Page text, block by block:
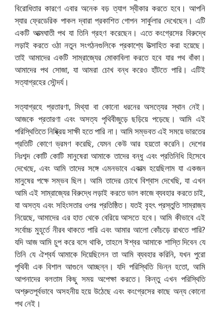
বিরোধিতার কারণে এবার অনেক বড় ত্যাগ স্বীকার করতে হবে। আপনি
স্যার ফ্রেডেরিক পাকল দ্বারা প্রকাশিত গোপন সার্কুলার দেখেছেন। এটি
একটি আত্মঘাতী পথ যা তিনি গ্রহণ করেছেন। এতে কংগ্রেসের বিরুদ্ধে
লড়াই করতে ওঠা নতুন সংগঠনগুলিকে প্রকাশ্যে উত্সাহিত করা হয়েছে।
তাই আমাদের একটি সাম্রাজ্যের মোকাবিলা করতে হবে যার পথ বাঁকা।
আমাদের পথ সোজা, যা আমরা চোখ বন্ধ করেও হাঁটতে পারি। এটিই
সত্যাগ্রহের সৌন্দর্য।
সত্যাগ্রহে প্রতারণা, মিথ্যা বা কোনো ধরনের অসত্যের স্থান নেই।
আজকে প্রতারণা এবং অসত্য পৃথিবীজুড়ে ছড়িয়ে পড়েছে। আমি এই
পরিস্থিতিতে নিষ্ক্রিয় সাক্ষী হতে পারি না। আমি সম্ভবত এই সময়ে ভারতের
প্রতিটি কোণে ভ্রমণ করেছি, যেমন কেউ আর হয়তো করেনি। দেশের
নিঃশব্দ কোটি কোটি মানুষেরা আমাকে তাদের বন্ধু এবং প্রতিনিধি হিসেবে
দেখেছে, এবং আমি তাদের সঙ্গে এমনভাবে একাত্ম হয়েছিলাম যা একজন
মানুষের পক্ষে সম্ভব ছিল। আমি তাদের চোখে বিশ্বাস দেখেছি, যা এখন
আমি এই সাম্রাজ্যের বিরুদ্ধে লড়াই করতে ভাল কাজে ব্যবহার করতে চাই,
যা অসত্য এবং সহিংসতার ওপর প্রতিষ্ঠিত। যতই বৃহৎ প্রস্তুতি সাম্রাজ্য
নিয়েছে, আমাদের এর হাত থেকে বেরিয়ে আসতে হবে। আমি কীভাবে এই
সর্বোচ্চ মুহূর্তে নীরব থাকতে পারি এবং আমার আলো কোঁচড়ে রাখতে পারি?
যদি আজ আমি চুপ করে বসে থাকি, তাহলে ঈশ্বর আমাকে শাস্তি দিবেন যে
তিনি যে ঐশ্বর্য আমাকে দিয়েছিলেন তা আমি ব্যবহার করিনি, যখন পুরো
পৃথিবী এক বিশাল আগুনে আচ্ছন্ন। যদি পরিস্থিতি ভিন্ন হতো, আমি
আপনাদের বলতাম কিছু সময় অপেক্ষা করতে। কিন্তু এখন পরিস্থিতি
অশ্রুতপূর্বভাবে অসহনীয় হয়ে উঠেছে এবং কংগ্রেসের কাছে অন্য কোনো
পথ নেই।